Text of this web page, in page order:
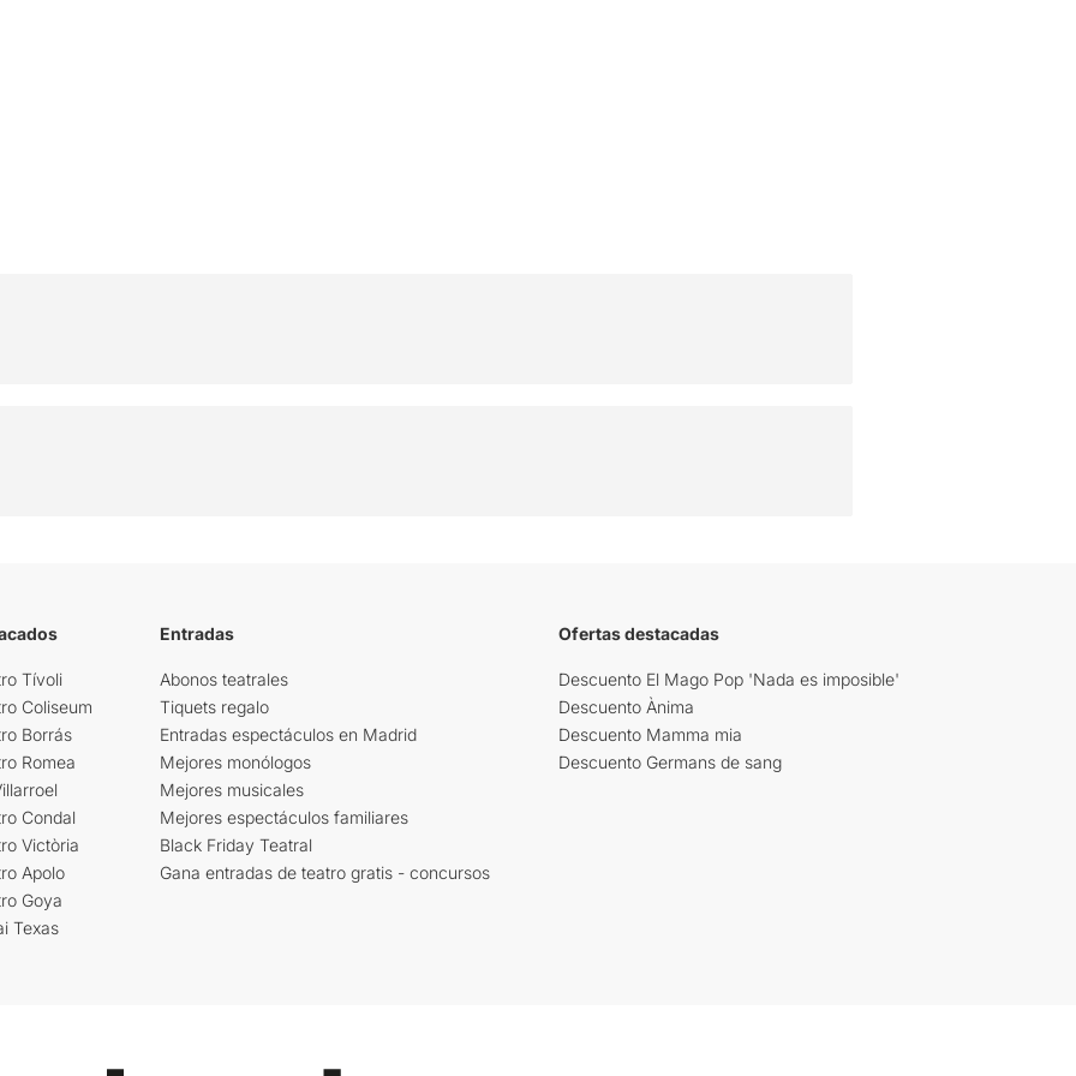
Tívoli
Coliseum
Borrás
Romea
Condal
Victòria
Apolo
Goya
Texas
Entradas
Abonos teatrales
Tiquets regalo
Entradas espectáculos en Madrid
Mejores monólogos
Mejores musicales
Mejores espectáculos familiares
Black Friday Teatral
Gana entradas de teatro gratis - concursos
Ofertas destacadas
Descuento El Mago Pop 'Nada es imposible'
Descuento Ànima
Descuento Mamma mia
Descuento Germans de sang